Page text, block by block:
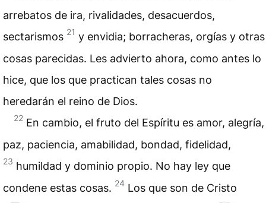
arrebatos de ira, rivalidades, desacuerdos,
sectarismos 21 y envidia; borracheras, orgías y otras
cosas parecidas. Les advierto ahora, como antes lo
hice, que los que practican tales cosas no
heredarán el reino de Dios.
22 En cambio, el fruto del Espíritu es amor, alegría,
paz, paciencia, amabilidad, bondad, fidelidad,
23 humildad y dominio propio. No hay ley que
condene estas cosas. 24 Los que son de Cristo